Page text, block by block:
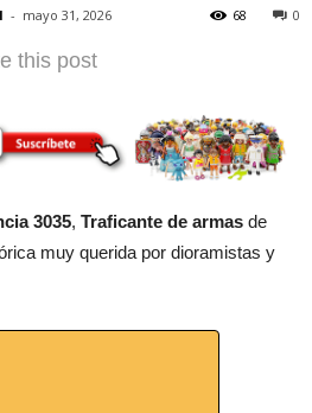
- mayo 31, 2026 0
68
this post
3035, Traficante de armas de
muy querida por dioramistas y